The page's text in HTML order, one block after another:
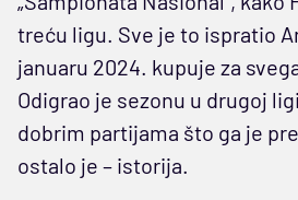
treću ligu. Sve je to ispratio
januaru 2024. kupuje za
Odigrao je sezonu u drugoj
dobrim partijama što ga je
ostalo je – istorija.